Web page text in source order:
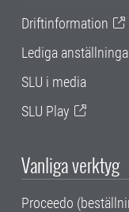
Driftinformation
Lediga
SLU i media
SLU Play
Vanliga verktyg
Proceedo